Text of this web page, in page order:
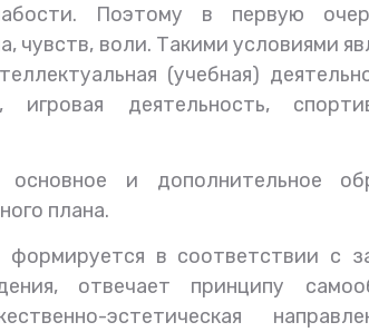
Поэтому в первую
чувств, воли. Такими условиями
(учебная)
игровая деятельность,
и дополнительное
плана.
формируется в соответствии с
отвечает принципу
эстетическая